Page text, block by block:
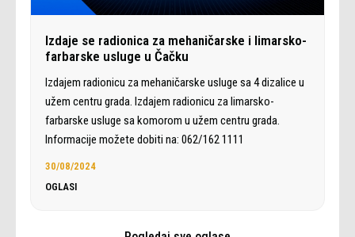
Izdaje se radionica za mehaničarske i limarsko-
farbarske usluge u Čačku
Izdajem radionicu za mehaničarske usluge sa 4 dizalice u
užem centru grada. Izdajem radionicu za limarsko-
farbarske usluge sa komorom u užem centru grada.
Informacije možete dobiti na: 062/162 1111
30/08/2024
OGLASI